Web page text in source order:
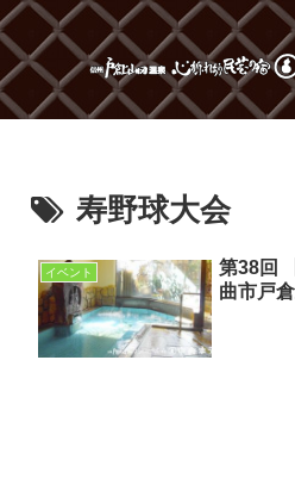
寿野球大会
イベント
第38回
曲市戸